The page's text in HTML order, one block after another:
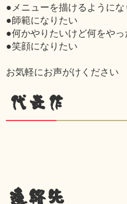
●メニューを描けるようにな
●師範になりたい
●何かやりたいけど何をや
●笑顔になりたい
お気軽にお声がけください
代表作
連絡先